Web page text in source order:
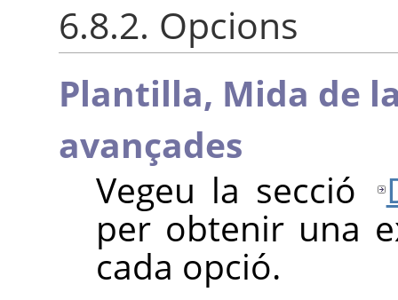
6.8.2. Opcions
Plantilla, Mida de
avançades
Vegeu la secció
per obtenir una
cada opció.